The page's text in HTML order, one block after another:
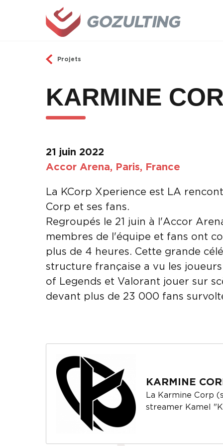
Aller au contenu principal
Projets
KARMINE
21 juin 2022
Accor Arena, Paris, France
La KCorp Xperience est LA
Corp et ses fans.
Regroupés le 21 juin à l'Accor
membres de l'équipe et fans ont
plus de 4 heures. Cette grande
structure française a vu les
of Legends et Valorant jouer sur
devant plus de 23 000 fans
KARMINE
La Karmine Corp
streamer Kamel